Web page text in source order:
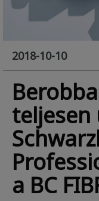
2018-10-10
teljesen
a BC